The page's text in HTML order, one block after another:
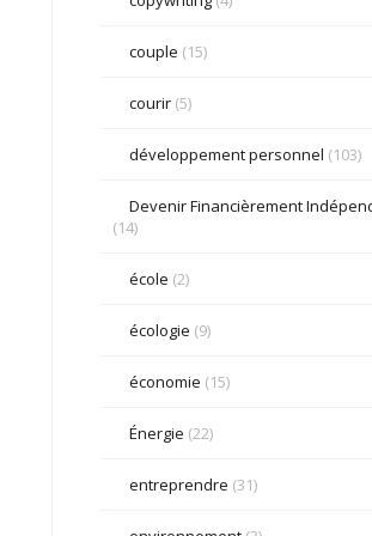
couple (15)
courir(5)
développement personnel (103)
Devenir Financièrement
(14)
école (2)
écologie (9)
économie (15)
Énergie (22)
entreprendre (31)